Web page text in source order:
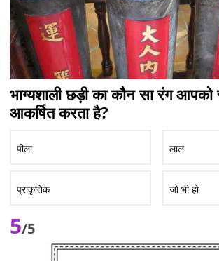
भाग्यशाली छड़ी का कौन सा रंग
आकर्षित करता है?
पीला लाल
प्राकृतिक जो भी हो
5/5